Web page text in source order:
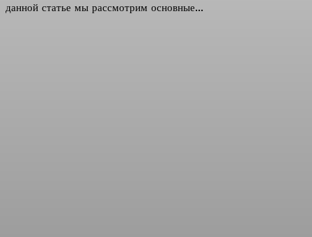
данной статье мы рассмотрим основные...